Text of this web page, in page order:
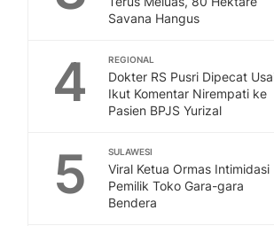
Savana Hangus
4 REGIONAL
Dokter RS Pusri Dipecat
Ikut Komentar Nirempati ke
Pasien BPJS Yurizal
5 SULAWESI
Viral Ketua Ormas Intimidasi
Pemilik Toko Gara-gara
Bendera